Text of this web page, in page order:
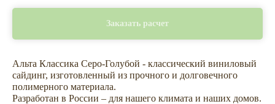
Заказать расчет
Альта Классика Серо-Голубой - классический виниловый
сайдинг, изготовленный из прочного и долговечного
полимерного материала.
Разработан в России – для нашего климата и наших домов.